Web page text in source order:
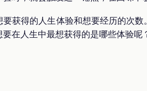
获得的人生体验和想要经历的次
在人生中最想获得的是哪些体验呢